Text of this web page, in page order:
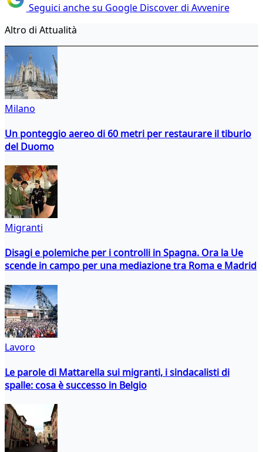
Seguici anche su Google Discover di Avvenire
Altro di Attualità
Milano
Un ponteggio aereo di 60 metri per restaurare il tiburio
del Duomo
Migranti
Disagi e polemiche per i controlli in Spagna. Ora la Ue
scende in campo per una mediazione tra Roma e Madrid
Lavoro
Le parole di Mattarella sui migranti, i sindacalisti di
spalle: cosa è successo in Belgio